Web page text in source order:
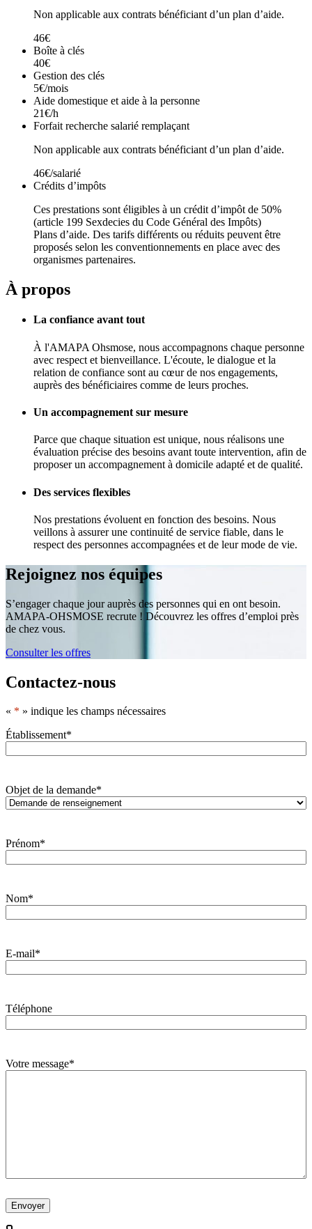
Non applicable aux contrats bénéficiant d’un plan d’aide.
46€
Boîte à clés
40€
Gestion des clés
5€/mois
Aide domestique et aide à la personne
21€/h
Forfait recherche salarié remplaçant
Non applicable aux contrats bénéficiant d’un plan d’aide.
46€/salarié
Crédits d’impôts
Ces prestations sont éligibles à un crédit d’impôt de 50%
(article 199 Sexdecies du Code Général des Impôts)
Plans d’aide. Des tarifs différents ou réduits peuvent être
proposés selon les conventionnements en place avec des
organismes partenaires.
À propos
La confiance avant tout
À l'AMAPA Ohsmose, nous accompagnons chaque personne
avec respect et bienveillance. L'écoute, le dialogue et la
relation de confiance sont au cœur de nos engagements,
auprès des bénéficiaires comme de leurs proches.
Un accompagnement sur mesure
Parce que chaque situation est unique, nous réalisons une
évaluation précise des besoins avant toute intervention, afin de
proposer un accompagnement à domicile adapté et de qualité.
Des services flexibles
Nos prestations évoluent en fonction des besoins. Nous
veillons à assurer une continuité de service fiable, dans le
respect des personnes accompagnées et de leur mode de vie.
Rejoignez nos équipes
S’engager chaque jour auprès des personnes qui en ont besoin.
AMAPA-OHSMOSE recrute ! Découvrez les offres d’emploi près
de chez vous.
Consulter les offres
Contactez-nous
« * » indique les champs nécessaires
Établissement*
Objet de la demande*
Prénom*
Nom*
E-mail*
Téléphone
Votre message*